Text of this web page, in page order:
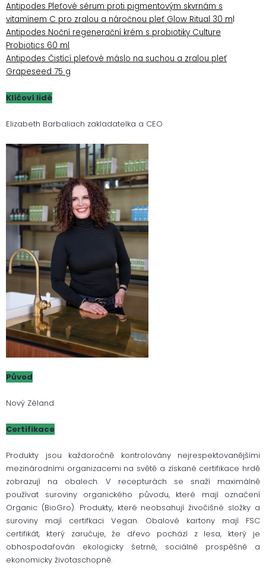
Antipodes Pleťové sérum proti pigmentovým skvrnám s
vitamínem C pro zralou a náročnou pleť Glow Ritual 30 ml
Antipodes Noční regenerační krém s probiotiky Culture
Probiotics 60 ml
Antipodes Čistící pleťové máslo na suchou a zralou pleť
Grapeseed 75 g
Klíčoví lidé
Elizabeth Barbaliach zakladatelka a CEO
Původ
Nový Zéland
Certifikace
Produkty jsou každoročně kontrolovány nejrespektovanějšími
mezinárodními organizacemi na světě a získané certifikace hrdě
zobrazují na obalech. V recepturách se snaží maximálně
používat suroviny organického původu, které mají označení
Organic (BioGro). Produkty, které neobsahují živočišné složky a
suroviny mají certifkaci Vegan. Obalové kartony mají FSC
certifikát, který zaručuje, že dřevo pochází z lesa, který je
obhospodařován ekologicky šetrně, sociálně prospěšně a
ekonomicky životaschopně.